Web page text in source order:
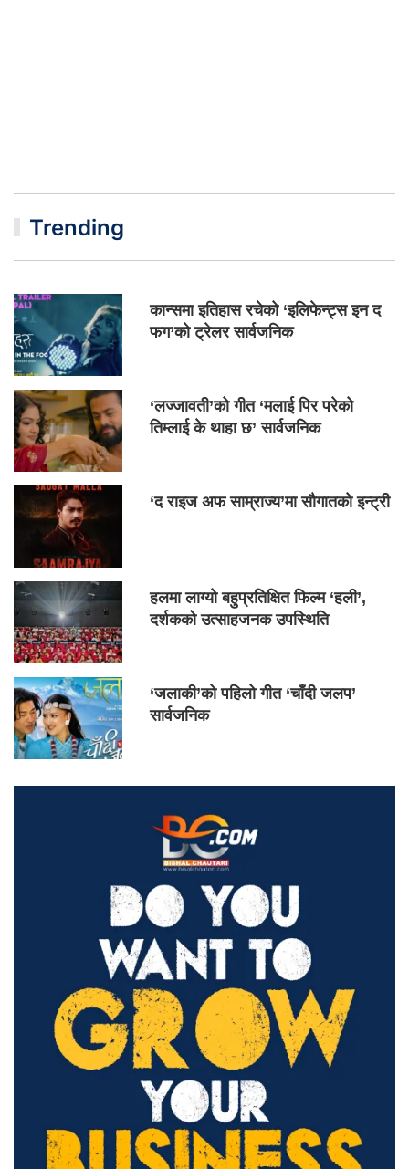
Trending
कान्समा इतिहास रचेको ‘इलिफेन्ट्स इन द
फग’को ट्रेलर सार्वजनिक
‘लज्जावती’को गीत ‘मलाई पिर परेको
तिम्लाई के थाहा छ’ सार्वजनिक
‘द राइज अफ साम्राज्य’मा सौगातको इन्ट्री
हलमा लाग्यो बहुप्रतिक्षित फिल्म ‘हली’,
दर्शकको उत्साहजनक उपस्थिति
‘जलाकी’को पहिलो गीत ‘चाँदी जलप’
सार्वजनिक